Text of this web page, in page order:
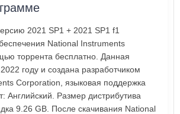
2021 SP1 + 2021 SP1 f1
National Instruments
торрента бесплатно. Данная
году и создана разработчиком
Corporation, языковая поддержка
Английский. Размер дистрибутива
9.26 GB. После скачивания National